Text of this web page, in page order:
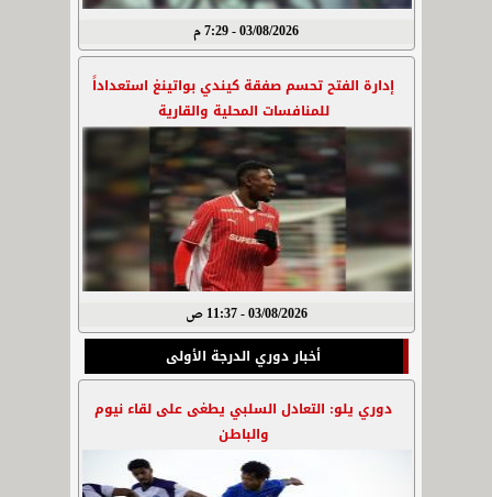
03/08/2026 - 7:29 م
إدارة الفتح تحسم صفقة كيندي بواتينغ استعداداً
للمنافسات المحلية والقارية
03/08/2026 - 11:37 ص
أخبار دوري الدرجة الأولى
دوري يلو: التعادل السلبي يطغى على لقاء نيوم
والباطن